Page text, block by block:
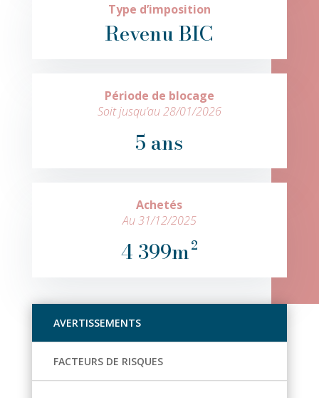
Type d’imposition
Revenu BIC
Période de blocage
Soit jusqu’au 28/01/2026
5 ans
Achetés
Au 31/12/2025
4 399m²
AVERTISSEMENTS
FACTEURS DE RISQUES